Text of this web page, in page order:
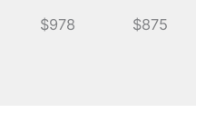
$978 $875